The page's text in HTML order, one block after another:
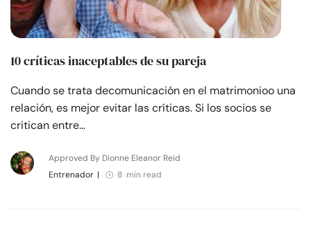
10 críticas inaceptables de su pareja
Cuando se trata decomunicación en el matrimonioo una
relación, es mejor evitar las críticas. Si los socios se
critican entre…
Approved By Dionne Eleanor Reid
Entrenador | 8 min read